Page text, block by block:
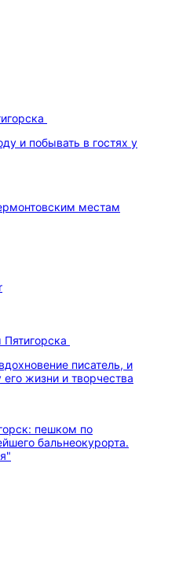
и побывать в гостях у
писатель, и
жизни и творчества